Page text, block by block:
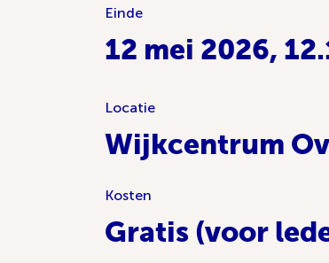
Einde
12 mei 2026,
Locatie
Wijkcentrum
Kosten
Gratis (voor